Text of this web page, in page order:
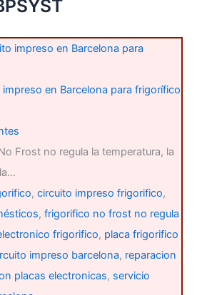
en Barcelona para frigorífico
Frost no regula la temperatura, la
, circuito impreso frigorifico,
, frigorifico no frost no regula
frigorifico, placa frigorifico
impreso barcelona, reparacion
placas electronicas, servicio